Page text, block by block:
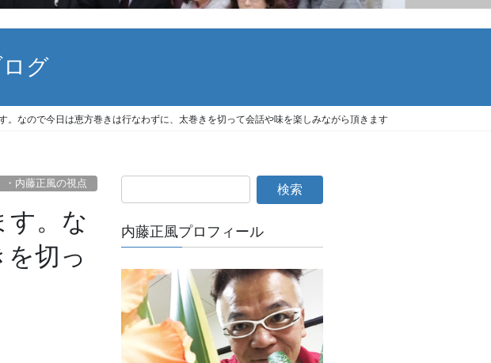
グ
。なので今日は恵方巻きは行なわずに、太巻きを切って会話や味を楽しみながら頂きます
・内藤正風の視点
す。な
切っ
内藤正風プロフィール